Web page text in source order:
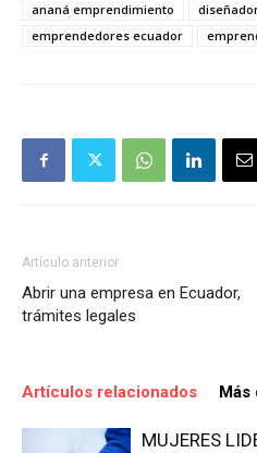
ananá emprendimiento
emprendedores ecuador
Artículo anterior
Abrir una empresa en Ecuador,
trámites legales
Artículos relacionados Más
MUJERES